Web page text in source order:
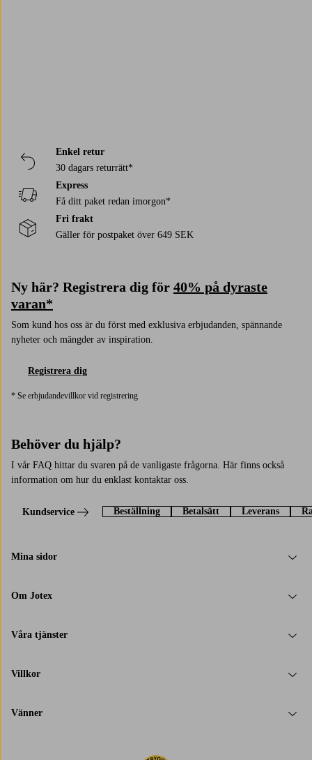
Enkel retur
30 dagars returrätt*
Express
Få ditt paket redan imorgon*
Fri frakt
Gäller för postpaket över 649 SEK
Ny här? Registrera dig för 40% på dyraste
varan*
Som kund hos oss är du först med exklusiva erbjudanden, spännande
nyheter och mängder av inspiration.
Registrera dig
* Se erbjudandevillkor vid registrering
Behöver du hjälp?
I vår FAQ hittar du svaren på de vanligaste frågorna. Här finns också
information om hur du enklast kontaktar oss.
Kundservice Beställning Betalsätt Leverans
Mina sidor
Om Jotex
Våra tjänster
Villkor
Vänner